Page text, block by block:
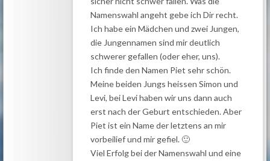
Namenswahl angeht gebe ich Dir recht.
Ich habe ein Mädchen und zwei Jungen,
die Jungennamen sind mir deutlich
schwerer gefallen (oder eher, uns).
Ich finde den Namen Piet sehr schön.
Meine beiden Jungs heissen Simon und
Levi, bei Levi haben wir uns dann auch
erst nach der Geburt entschieden. Aber
Piet ist ein Name der letztens an mir
vorbeilief und mir gefiel. 🙂
Viel Erfolg bei der Namenswahl und eine